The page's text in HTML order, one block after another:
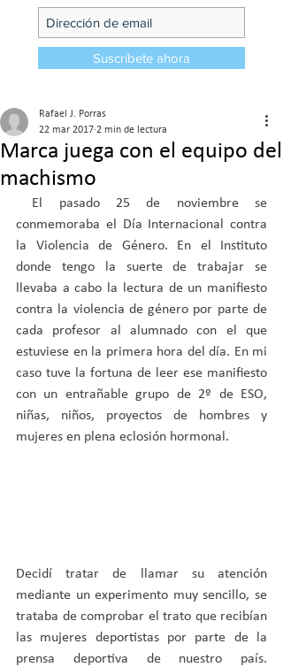
Suscríbete ahora
Marca juega con el equipo del
machismo
Rafael J. Porras
22 mar 2017 2 min de lectura
conmemoraba el Día Internacional contra
la Violencia de Género. En el Instituto
donde tengo la suerte de trabajar se
llevaba a cabo la lectura de un manifiesto
contra la violencia de género por parte de
cada profesor al alumnado con el que
estuviese en la primera hora del día. En mi
caso tuve la fortuna de leer ese manifiesto
con un entrañable grupo de 2º de ESO,
niñas, niños, proyectos de hombres y
mujeres en plena eclosión hormonal.
Decidí tratar de llamar su atención
mediante un experimento muy sencillo, se
trataba de comprobar el trato que recibían
las mujeres deportistas por parte de la
prensa deportiva de nuestro país.